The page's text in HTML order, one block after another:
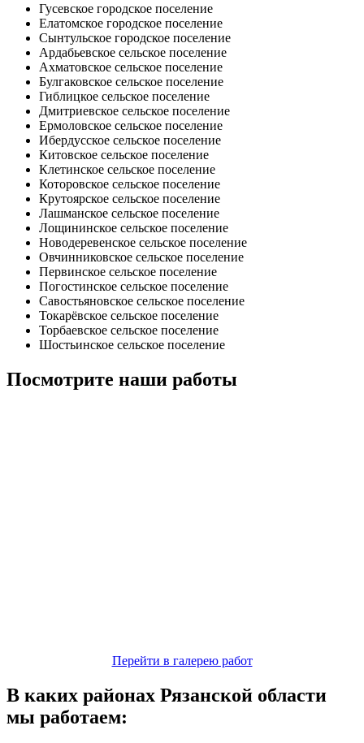
Гусевское городское поселение
Елатомское городское поселение
Сынтульское городское поселение
Ардабьевское сельское поселение
Ахматовское сельское поселение
Булгаковское сельское поселение
Гиблицкое сельское поселение
Дмитриевское сельское поселение
Ермоловское сельское поселение
Ибердусское сельское поселение
Китовское сельское поселение
Клетинское сельское поселение
Которовское сельское поселение
Крутоярское сельское поселение
Лашманское сельское поселение
Лощининское сельское поселение
Новодеревенское сельское поселение
Овчинниковское сельское поселение
Первинское сельское поселение
Погостинское сельское поселение
Савостьяновское сельское поселение
Токарёвское сельское поселение
Торбаевское сельское поселение
Шостьинское сельское поселение
Посмотрите наши работы
Перейти в галерею работ
В каких районах Рязанской области
мы работаем: